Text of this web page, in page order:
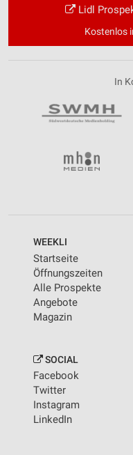
Lidl
Kostenlos
In
WEEKLI
Startseite
Öffnungszeiten
Alle Prospekte
Angebote
Magazin
SOCIAL
Facebook
Twitter
Instagram
LinkedIn